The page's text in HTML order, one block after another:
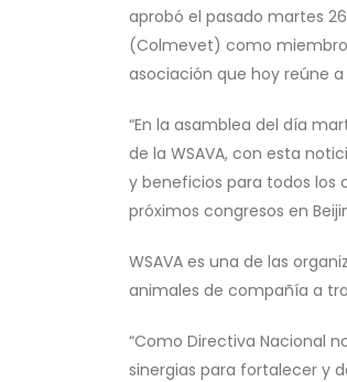
aprobó el pasado martes
(Colmevet) como miembro
asociación que hoy reúne
“En la asamblea del día
de la WSAVA, con esta
y beneficios para todos los
próximos congresos en
WSAVA es una de las
animales de compañía a
“Como Directiva Nacional
sinergias para fortalecer y